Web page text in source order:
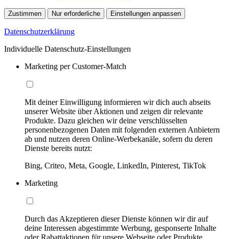
Zustimmen Nur erforderliche Einstellungen anpassen
Datenschutzerklärung
Individuelle Datenschutz-Einstellungen
Marketing per Customer-Match
Mit deiner Einwilligung informieren wir dich auch abseits
unserer Website über Aktionen und zeigen dir relevante
Produkte. Dazu gleichen wir deine verschlüsselten
personenbezogenen Daten mit folgenden externen Anbietern
ab und nutzen deren Online-Werbekanäle, sofern du deren
Dienste bereits nutzt:
Bing, Criteo, Meta, Google, LinkedIn, Pinterest, TikTok
Marketing
Durch das Akzeptieren dieser Dienste können wir dir auf
deine Interessen abgestimmte Werbung, gesponserte Inhalte
oder Rabattaktionen für unsere Webseite oder Produkte